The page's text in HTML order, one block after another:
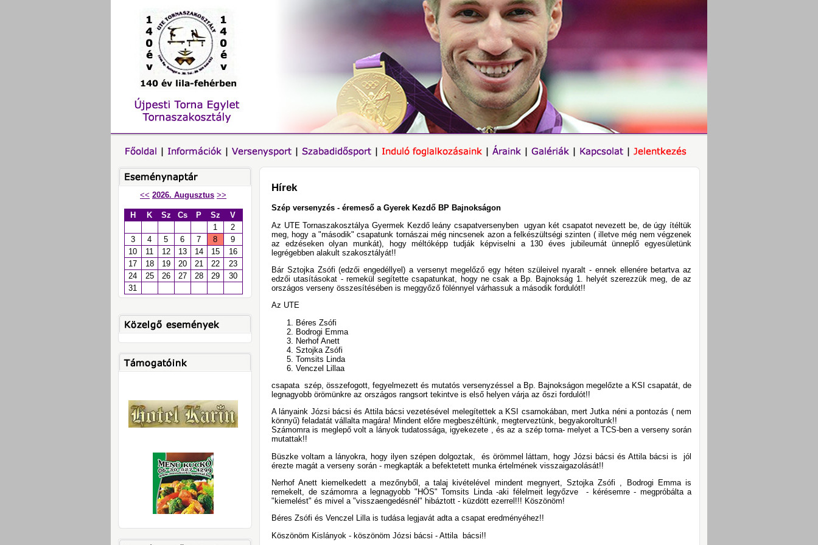
<< 2026. Augusztus >>
H K Sz Cs P Sz
V
1
2
3
4 5 6 7 8
9
10
11 12 13 14 15
16
17
18 19 20 21 22
23
24
25 26 27 28 29
30
31
Hírek
Szép versenyzés - éremeső a Gyerek Kezdő BP Bajnokságon
Az UTE Tornaszakosztálya Gyermek Kezdő leány csapatversenyben ugyan két csapatot nevezett be, de úgy ítéltük
meg, hogy a "második" csapatunk tornászai még nincsenek azon a felkészültségi szinten ( illetve még nem végzenek
az edzéseken olyan munkát), hogy méltóképp tudják képviselni a 130 éves jubileumát ünneplő egyesületünk
legrégebben alakult szakosztályát!!
Bár Sztojka Zsófi (edzői engedéllyel) a versenyt megelőző egy héten szüleivel nyaralt - ennek ellenére betartva az
edzői utasításokat - remekül segítette csapatunkat, hogy ne csak a Bp. Bajnokság 1. helyét szerezzük meg, de az
országos verseny összesítésében is meggyőző fölénnyel várhassuk a második fordulót!!
Az UTE
Béres Zsófi
Bodrogi Emma
Nerhof Anett
Sztojka Zsófi
Tomsits Linda
Venczel Lillaa
csapata szép, összefogott, fegyelmezett és mutatós versenyzéssel a Bp. Bajnokságon megelőzte a KSI csapatát, de
legnagyobb örömünkre az országos rangsort tekintve is első helyen várja az őszi fordulót!!
A lányaink Józsi bácsi és Attila bácsi vezetésével melegítettek a KSI csarnokában, mert Jutka néni a pontozás ( nem
könnyű) feladatát vállalta magára! Mindent előre megbeszéltünk, megterveztünk, begyakoroltunk!!
Számomra is meglepő volt a lányok tudatossága, igyekezete , és az a szép torna- melyet a TCS-ben a verseny során
mutattak!!
Büszke voltam a lányokra, hogy ilyen szépen dolgoztak, és örömmel láttam, hogy Józsi bácsi és Attila bácsi is jól
érezte magát a verseny során - megkapták a befektetett munka értelmének visszaigazolását!!
Nerhof Anett kiemelkedett a mezőnyből, a talaj kivételével mindent megnyert, Sztojka Zsófi , Bodrogi Emma is
remekelt, de számomra a legnagyobb "HÖS" Tomsits Linda -aki félelmeit legyőzve - kérésemre - megpróbálta a
"kiemelést" és mivel a "visszaengedésnél" hibáztott - küzdött ezerrel!!! Köszönöm!
Béres Zsófi és Venczel Lilla is tudása legjavát adta a csapat eredményéhez!!
Köszönöm Kislányok - köszönöm Józsi bácsi - Attila bácsi!!